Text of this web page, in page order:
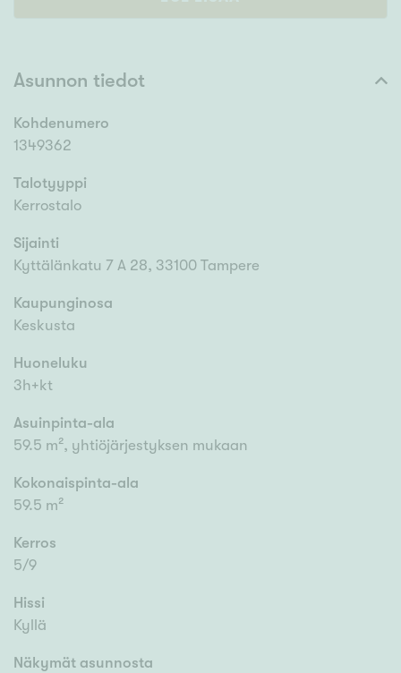
Asunnon tiedot
Kohdenumero
1349362
Talotyyppi
Kerrostalo
Sijainti
Kyttälänkatu 7 A 28, 33100 Tampere
Kaupunginosa
Keskusta
Huoneluku
3h+kt
Asuinpinta-ala
59.5 m², yhtiöjärjestyksen mukaan
Kokonaispinta-ala
59.5 m²
Kerros
5/9
Hissi
Kyllä
Näkymät asunnosta